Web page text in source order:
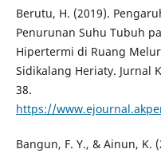
Berutu, H. (2019).
Penurunan Suhu Tubuh
Hipertermi di Ruang
Sidikalang Heriaty. Jurnal
38.
https://
Bangun, F. Y., & Ainun, K.